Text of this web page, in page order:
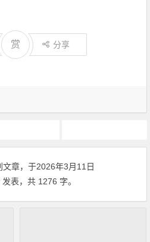
赏 分享
文章，于2026年3月11日
发表，共 1276 字。